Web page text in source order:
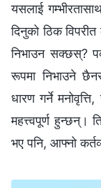
यसलाई
दिनुको ठिक
निभाउन सक्छस्?
रूपमा निभाउने
धारण गर्ने
महत्त्वपूर्ण हुन्छन्।
भए पनि, आफ्नो